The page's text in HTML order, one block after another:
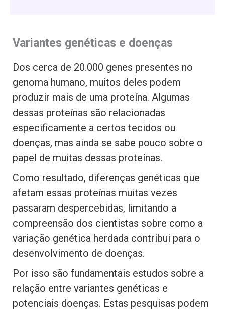
Variantes genéticas e doenças
Dos cerca de 20.000 genes presentes no
genoma humano, muitos deles podem
produzir mais de uma proteína. Algumas
dessas proteínas são relacionadas
especificamente a certos tecidos ou
doenças, mas ainda se sabe pouco sobre o
papel de muitas dessas proteínas.
Como resultado, diferenças genéticas que
afetam essas proteínas muitas vezes
passaram despercebidas, limitando a
compreensão dos cientistas sobre como a
variação genética herdada contribui para o
desenvolvimento de doenças.
Por isso são fundamentais estudos sobre a
relação entre variantes genéticas e
potenciais doenças. Estas pesquisas podem